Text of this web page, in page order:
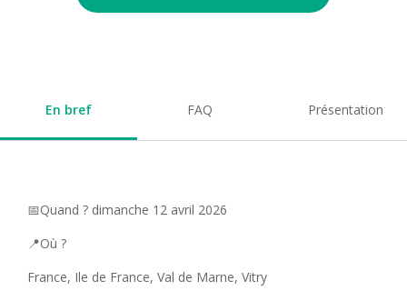
En bref FAQ Présentation
📅Quand ? dimanche 12 avril 2026
📍Où ?
France, Ile de France, Val de Marne, Vitry